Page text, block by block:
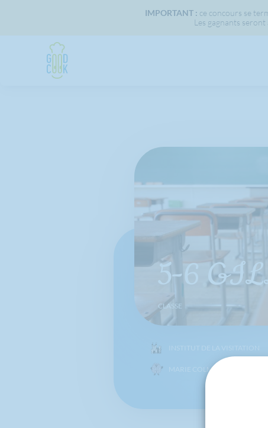
IMPORTANT : ce concours se
Les gagnants
5-6
CLASSE
INSTITUT DE LA VISITATION
MARIE COLMANT